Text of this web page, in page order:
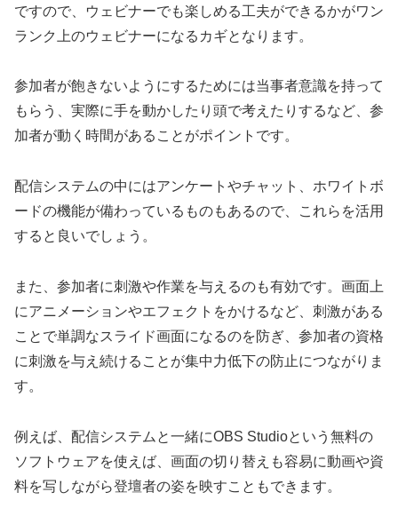
ですので、ウェビナーでも楽しめる工夫ができるかがワン
ランク上のウェビナーになるカギとなります。
参加者が飽きないようにするためには当事者意識を持って
もらう、実際に手を動かしたり頭で考えたりするなど、参
加者が動く時間があることがポイントです。
配信システムの中にはアンケートやチャット、ホワイトボ
ードの機能が備わっているものもあるので、これらを活用
すると良いでしょう。
また、参加者に刺激や作業を与えるのも有効です。画面上
にアニメーションやエフェクトをかけるなど、刺激がある
ことで単調なスライド画面になるのを防ぎ、参加者の資格
に刺激を与え続けることが集中力低下の防止につながりま
す。
例えば、配信システムと一緒にOBS Studioという無料の
ソフトウェアを使えば、画面の切り替えも容易に動画や資
料を写しながら登壇者の姿を映すこともできます。